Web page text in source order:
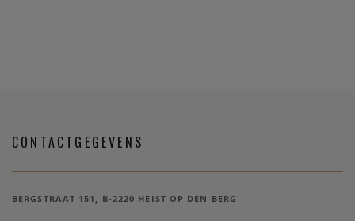
CONTACTGEGEVENS
BERGSTRAAT 151, B-2220 HEIST OP DEN BERG